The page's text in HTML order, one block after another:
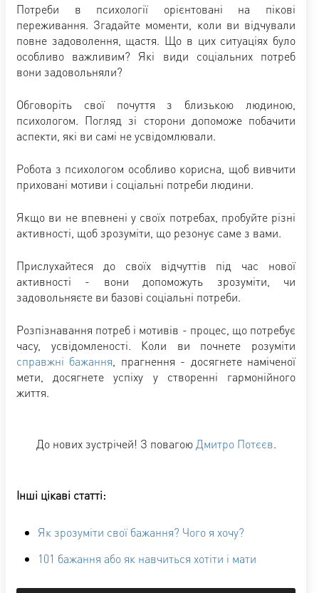
Потреби в психології орієнтовані на пікові
переживання. Згадайте моменти, коли ви відчували
повне задоволення, щастя. Що в цих ситуаціях було
особливо важливим? Які види соціальних потреб
вони задовольняли?
Обговоріть свої почуття з близькою людиною,
психологом. Погляд зі сторони допоможе побачити
аспекти, які ви самі не усвідомлювали.
Робота з психологом особливо корисна, щоб вивчити
приховані мотиви і соціальні потреби людини.
Якщо ви не впевнені у своїх потребах, пробуйте різні
активності, щоб зрозуміти, що резонує саме з вами.
Прислухайтеся до своїх відчуттів під час нової
активності - вони допоможуть зрозуміти, чи
задовольняєте ви базові соціальні потреби.
Розпізнавання потреб і мотивів - процес, що потребує
часу, усвідомленості. Коли ви почнете розуміти
справжні бажання , прагнення - досягнете наміченої
мети, досягнете успіху у створенні гармонійного
життя.
До нових зустрічей! З повагою Дмитро Потєєв.
Інші цікаві статті:
Як зрозуміти свої бажання? Чого я хочу?
101 бажання або як навчиться хотіти і мати